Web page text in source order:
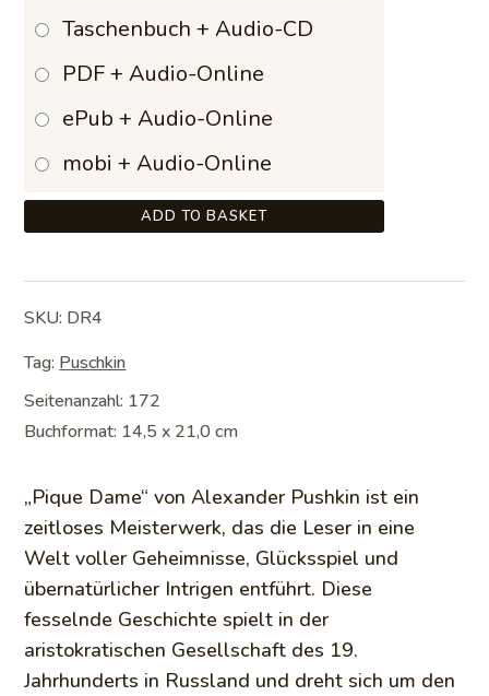
Taschenbuch + Audio-CD
PDF + Audio-Online
ePub + Audio-Online
mobi + Audio-Online
ADD TO BASKET
SKU: DR4
Tag: Puschkin
Seitenanzahl: 172
Buchformat: 14,5 x 21,0 cm
„Pique Dame“ von Alexander Pushkin ist ein
zeitloses Meisterwerk, das die Leser in eine
Welt voller Geheimnisse, Glücksspiel und
übernatürlicher Intrigen entführt. Diese
fesselnde Geschichte spielt in der
aristokratischen Gesellschaft des 19.
Jahrhunderts in Russland und dreht sich um den